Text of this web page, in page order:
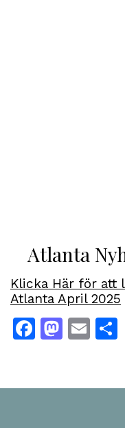
Atlanta
Klicka Här för att
Atlanta April 2025
Facebook